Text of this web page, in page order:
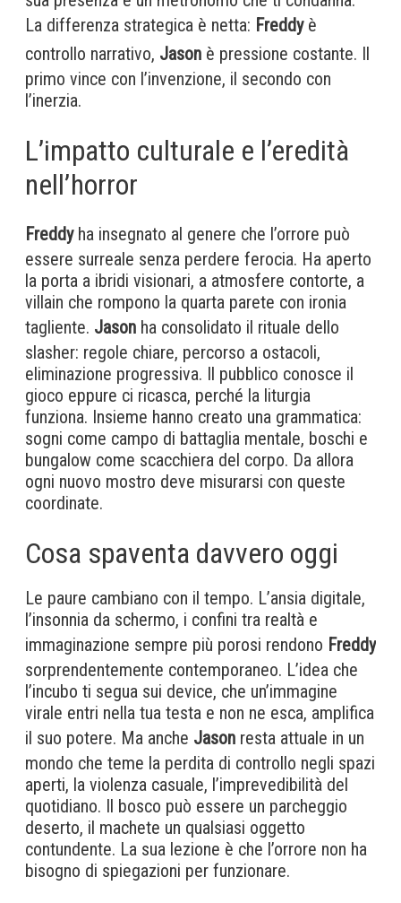
La differenza strategica è netta: Freddyè
controllo narrativo, Jason è pressione costante. Il
primo vince con l’invenzione, il secondo con
l’inerzia.
L’impatto culturale e l’eredità
nell’horror
Freddy ha insegnato al genere che l’orrore può
essere surreale senza perdere ferocia. Ha aperto
la porta a ibridi visionari, a atmosfere contorte, a
villain che rompono la quarta parete con ironia
tagliente. Jason ha consolidato il rituale dello
slasher: regole chiare, percorso a ostacoli,
eliminazione progressiva. Il pubblico conosce il
gioco eppure ci ricasca, perché la liturgia
funziona. Insieme hanno creato una grammatica:
sogni come campo di battaglia mentale, boschi e
bungalow come scacchiera del corpo. Da allora
ogni nuovo mostro deve misurarsi con queste
coordinate.
Cosa spaventa davvero oggi
Le paure cambiano con il tempo. L’ansia digitale,
l’insonnia da schermo, i confini tra realtà e
immaginazione sempre più porosi rendono Freddy
sorprendentemente contemporaneo. L’idea che
l’incubo ti segua sui device, che un’immagine
virale entri nella tua testa e non ne esca, amplifica
il suo potere. Ma anche Jason resta attuale in un
mondo che teme la perdita di controllo negli spazi
aperti, la violenza casuale, l’imprevedibilità del
quotidiano. Il bosco può essere un parcheggio
deserto, il machete un qualsiasi oggetto
contundente. La sua lezione è che l’orrore non ha
bisogno di spiegazioni per funzionare.